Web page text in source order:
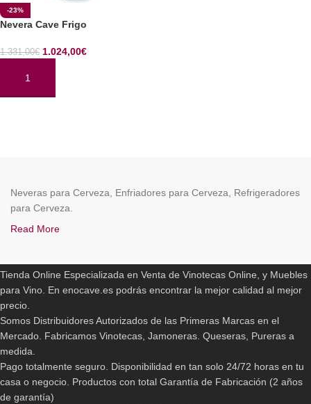
-23%
Nevera Cave Frigo
1.331,00€ 1.024,00€
AÑADIR AL CARRITO
Neveras para Cerveza, Enfriadores para Cerveza, Refrigeradores
para Cerveza.
Read More
Tienda Online Especializada en Venta de Vinotecas Online, y Muebles
para Vino. En enocave.es podrás encontrar la mejor calidad al mejor
precio.
Somos Distribuidores Autorizados de las Primeras Marcas en el
Mercado. Fabricamos Vinotecas, Jamoneras. Queseras, Pureras a
medida.
Pago totalmente seguro. Disponibilidad en tan solo 24/72 horas en tu
casa o negocio. Productos con total Garantía de Fabricación (2 años
de garantía)